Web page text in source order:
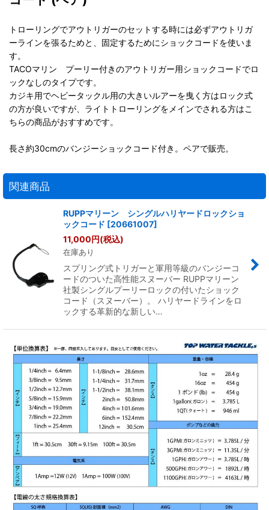
トローリングでアウトリガーのセットする時には必ずアウトリガ
ーラインを張るためと、固定するためにショックコードを使いま
す。
TACOマリン プーリー付きのアウトリガー用ショックコードでロ
ックなしのタイプです。
カジキ用でヘビータックル用の大きいルアーを曳く方はロック式
の方が良いですが、ライトトローリングをメインでされる方はこ
ちらの商品がおすすめです。
長さ約30cmのバンジーショックコード付き。ペアで販売。
関連商品
RUPPマリーン シングルハリヤードロックショ
ックコード [20661007]
11,000円(税込)
在庫あり
スプリング式トリガーと軍用等級のバンジーコ
ードのついた高性能スヌーバー RUPPマリーン
社製シングルプーリーロックの付いたショック
コード（スヌーバー）。 ハリヤードラインをロ
ックする革新的な新しい…